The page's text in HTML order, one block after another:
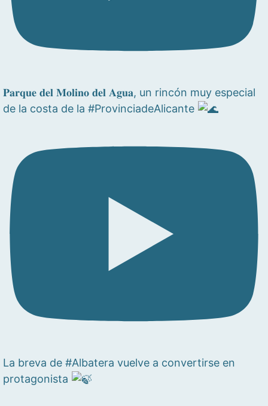
𝐏𝐚𝐫𝐪𝐮𝐞 𝐝𝐞𝐥 𝐌𝐨𝐥𝐢𝐧𝐨 𝐝𝐞𝐥 𝐀𝐠𝐮𝐚, un rincón muy especial
de la costa de la #ProvinciadeAlicante
La breva de #Albatera vuelve a convertirse en
protagonista